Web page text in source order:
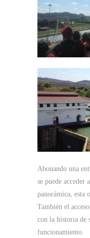
Abonando una
se puede acceder
panorámica, esta
También el
con la historia de
funcionamiento.